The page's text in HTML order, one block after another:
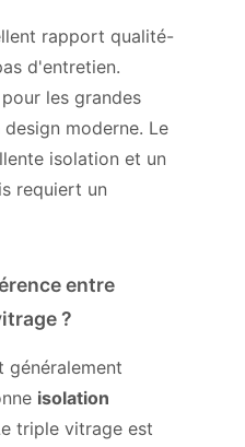
rapport qualité-
d'entretien.
les grandes
moderne. Le
isolation et un
requiert un
entre
?
généralement
isolation
triple vitrage est